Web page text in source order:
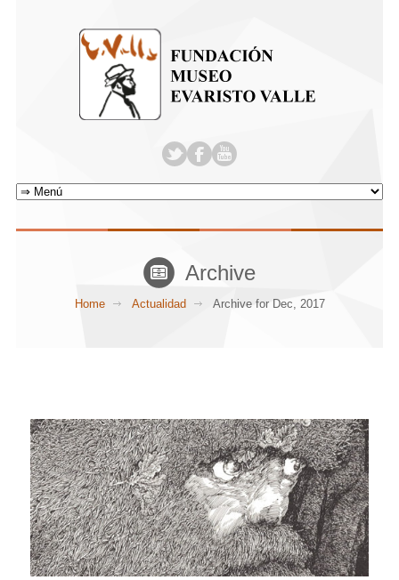
Archive
Home Actualidad Archive for Dec, 2017